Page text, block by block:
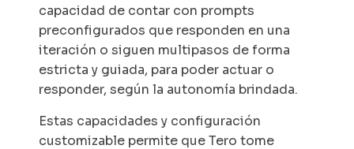
capacidad de contar con prompts
preconfigurados que responden en una
iteración o siguen multipasos de forma
estricta y guiada, para poder actuar o
responder, según la autonomía brindada.
Estas capacidades y configuración
customizable permite que Tero tome